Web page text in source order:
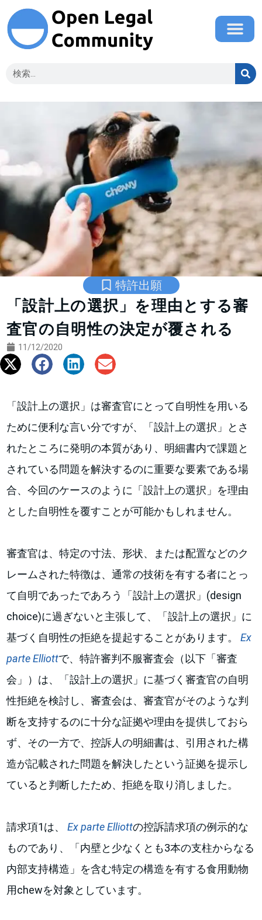
特許出願
「設計上の選択」を理由とする審
査官の自明性の決定が覆される
11/12/2020
「設計上の選択」は審査官にとって自明性を用いる
ために便利な言い分ですが、「設計上の選択」とさ
れたところに発明の本質があり、明細書内で課題と
されている問題を解決するのに重要な要素である場
合、今回のケースのように「設計上の選択」を理由
とした自明性を覆すことが可能かもしれません。
審査官は、特定の寸法、形状、または配置などのク
レームされた特徴は、通常の技術を有する者にとっ
て自明であったであろう「設計上の選択」(design
choice)に過ぎないと主張して、「設計上の選択」に
基づく自明性の拒絶を提起することがあります。Ex
parte Elliottで、特許審判不服審査会（以下「審査
会」）は、「設計上の選択」に基づく審査官の自明
性拒絶を検討し、審査会は、審査官がそのような判
断を支持するのに十分な証拠や理由を提供しておら
ず、その一方で、控訴人の明細書は、引用された構
造が記載された問題を解決したという証拠を提示し
ていると判断したため、拒絶を取り消しました。
請求項1は、Ex parte Elliottの控訴請求項の例示的な
ものであり、「内壁と少なくとも3本の支柱からなる
内部支持構造」を含む特定の構造を有する食用動物
用chewを対象としています。